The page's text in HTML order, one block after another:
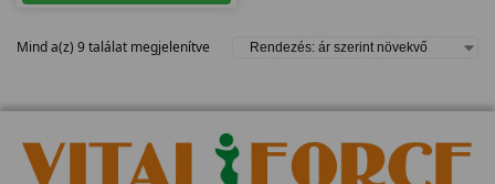
Mind a(z) 9 találat megjelenítve